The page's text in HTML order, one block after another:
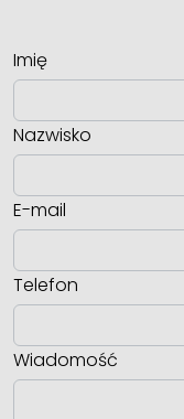
Imię
Nazwisko
E-mail
Telefon
Wiadomość